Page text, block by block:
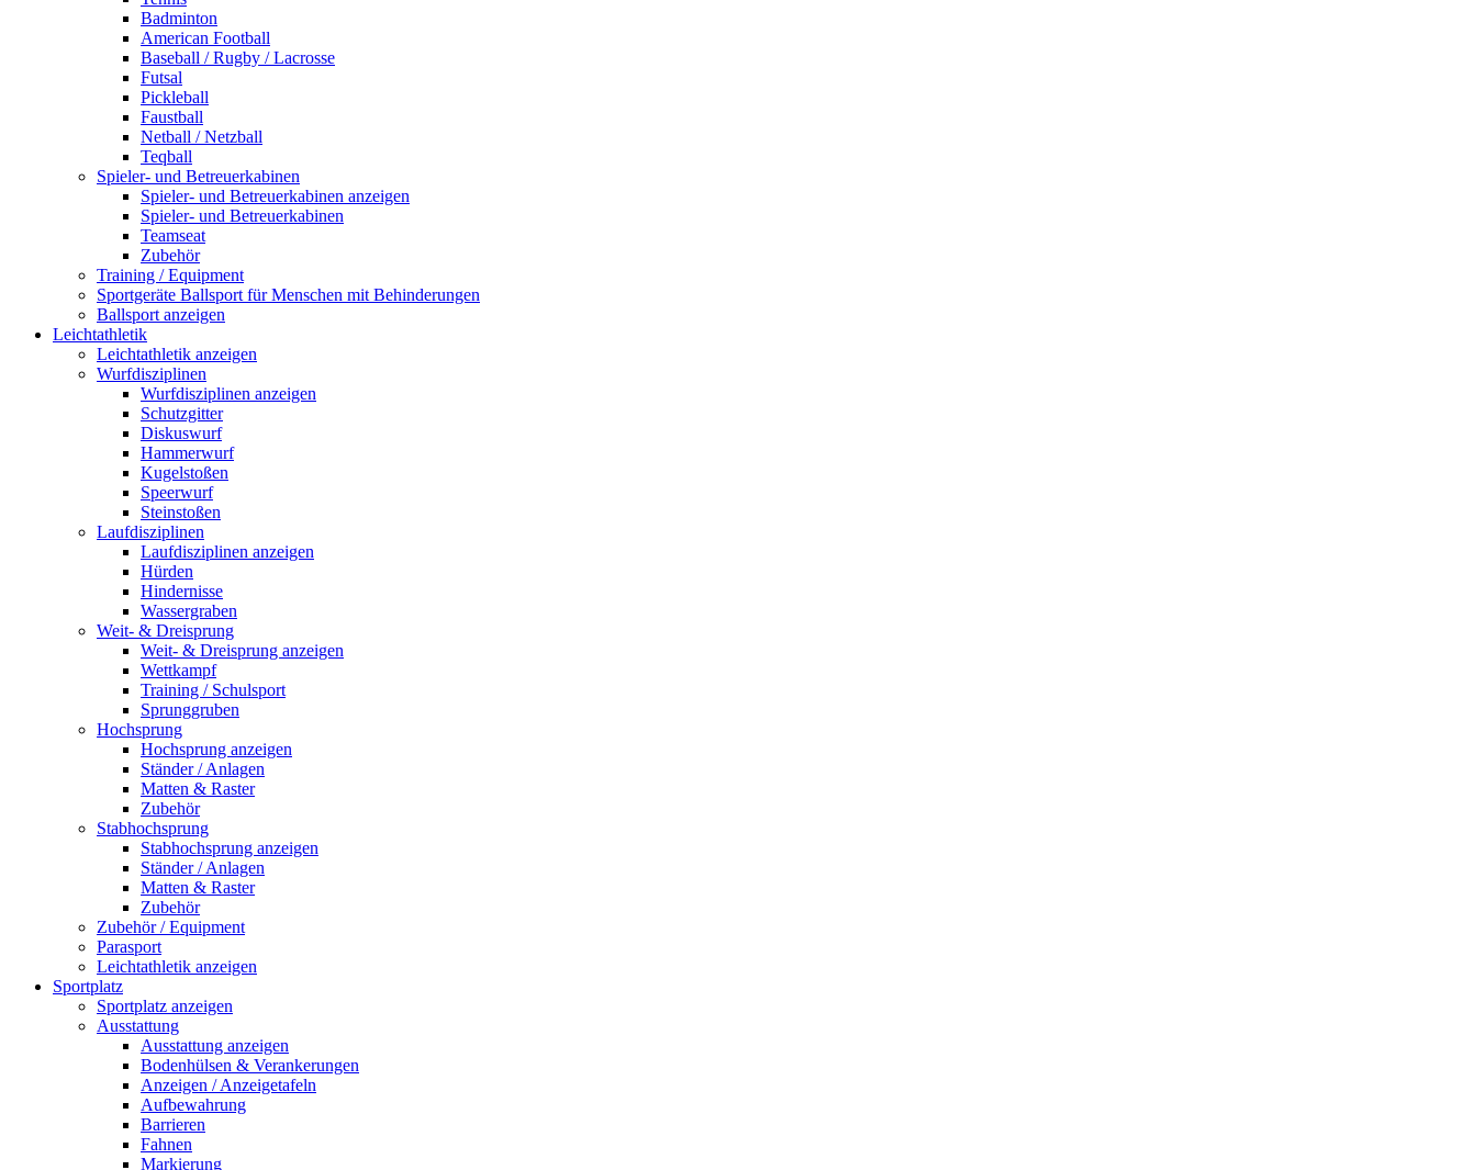
Badminton
American Football
Baseball / Rugby / Lacrosse
Futsal
Pickleball
Faustball
Netball / Netzball
Teqball
Spieler- und Betreuerkabinen
Spieler- und Betreuerkabinen anzeigen
Spieler- und Betreuerkabinen
Teamseat
Zubehör
Training / Equipment
Sportgeräte Ballsport für Menschen mit Behinderungen
Ballsport anzeigen
Leichtathletik
Leichtathletik anzeigen
Wurfdisziplinen
Wurfdisziplinen anzeigen
Schutzgitter
Diskuswurf
Hammerwurf
Kugelstoßen
Speerwurf
Steinstoßen
Laufdisziplinen
Laufdisziplinen anzeigen
Hürden
Hindernisse
Wassergraben
Weit- & Dreisprung
Weit- & Dreisprung anzeigen
Wettkampf
Training / Schulsport
Sprunggruben
Hochsprung
Hochsprung anzeigen
Ständer / Anlagen
Matten & Raster
Zubehör
Stabhochsprung
Stabhochsprung anzeigen
Ständer / Anlagen
Matten & Raster
Zubehör
Zubehör / Equipment
Parasport
Leichtathletik anzeigen
Sportplatz
Sportplatz anzeigen
Ausstattung
Ausstattung anzeigen
Bodenhülsen & Verankerungen
Anzeigen / Anzeigetafeln
Aufbewahrung
Barrieren
Fahnen
Markierung